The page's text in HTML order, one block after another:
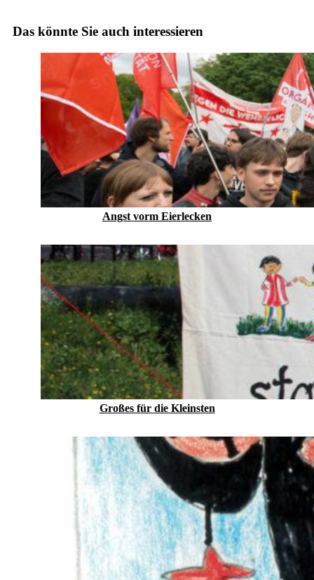
Das könnte Sie auch interessieren
Angst vorm Eierlecken
Großes für die Kleinsten